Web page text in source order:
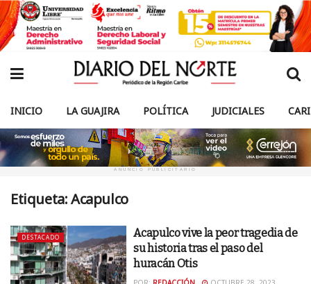
INICIO LA GUAJIRA POLÍTICA JUDICIALES
ANUNCIO PUBLICITARIO
Etiqueta:Acapulco
DESTACADO
Acapulco vive la peor tragedia de
su historia tras el paso del
huracán Otis